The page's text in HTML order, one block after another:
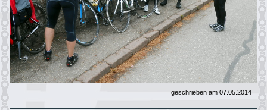
geschrieben am 07.05.2014